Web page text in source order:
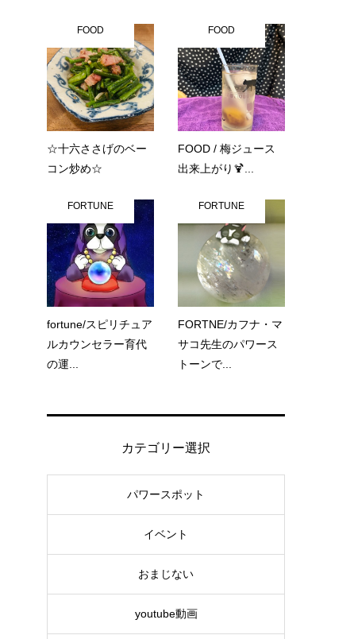
FOOD
☆十六ささげのベー
コン炒め☆
FOOD
FOOD / 梅ジュース
出来上がり🍹...
FORTUNE
fortune/スピリチュア
ルカウンセラー育代
の運...
FORTUNE
FORTNE/カフナ・マ
サコ先生のパワース
トーンで...
カテゴリー選択
パワースポット
イベント
おまじない
youtube動画